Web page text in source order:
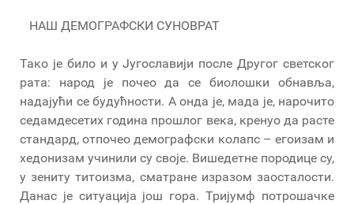
НАШ ДЕМОГРАФСКИ СУНОВРАТ
Тако је било и у Југославији после Другог светског
рата: народ је почео да се биолошки обнавља,
надајући се будућности. А онда је, мада је, нарочито
седамдесетих година прошлог века, кренуо да расте
стандард, отпочео демографски колапс – егоизам и
хедонизам учинили су своје. Вишедетне породице су,
у зениту титоизма, сматране изразом заосталости.
Данас је ситуација још гора. Тријумф потрошачке